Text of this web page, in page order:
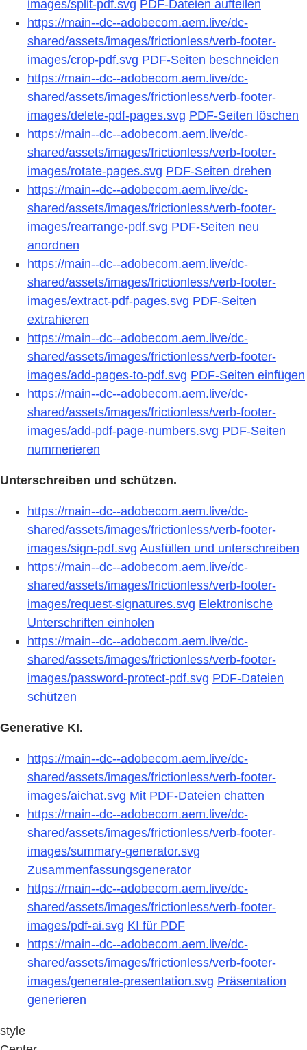
images/split-pdf.svg PDF-Dateien aufteilen
https://main--dc--adobecom.aem.live/dc-
shared/assets/images/frictionless/verb-footer-
images/crop-pdf.svg PDF-Seiten beschneiden
https://main--dc--adobecom.aem.live/dc-
shared/assets/images/frictionless/verb-footer-
images/delete-pdf-pages.svg PDF-Seiten löschen
https://main--dc--adobecom.aem.live/dc-
shared/assets/images/frictionless/verb-footer-
images/rotate-pages.svg PDF-Seiten drehen
https://main--dc--adobecom.aem.live/dc-
shared/assets/images/frictionless/verb-footer-
images/rearrange-pdf.svg PDF-Seiten neu
anordnen
https://main--dc--adobecom.aem.live/dc-
shared/assets/images/frictionless/verb-footer-
images/extract-pdf-pages.svg PDF-Seiten
extrahieren
https://main--dc--adobecom.aem.live/dc-
shared/assets/images/frictionless/verb-footer-
images/add-pages-to-pdf.svg PDF-Seiten einfügen
https://main--dc--adobecom.aem.live/dc-
shared/assets/images/frictionless/verb-footer-
images/add-pdf-page-numbers.svg PDF-Seiten
nummerieren
Unterschreiben und schützen.
https://main--dc--adobecom.aem.live/dc-
shared/assets/images/frictionless/verb-footer-
images/sign-pdf.svg Ausfüllen und unterschreiben
https://main--dc--adobecom.aem.live/dc-
shared/assets/images/frictionless/verb-footer-
images/request-signatures.svg Elektronische
Unterschriften einholen
https://main--dc--adobecom.aem.live/dc-
shared/assets/images/frictionless/verb-footer-
images/password-protect-pdf.svg PDF-Dateien
schützen
Generative KI.
https://main--dc--adobecom.aem.live/dc-
shared/assets/images/frictionless/verb-footer-
images/aichat.svg Mit PDF-Dateien chatten
https://main--dc--adobecom.aem.live/dc-
shared/assets/images/frictionless/verb-footer-
images/summary-generator.svg
Zusammenfassungsgenerator
https://main--dc--adobecom.aem.live/dc-
shared/assets/images/frictionless/verb-footer-
images/pdf-ai.svg KI für PDF
https://main--dc--adobecom.aem.live/dc-
shared/assets/images/frictionless/verb-footer-
images/generate-presentation.svg Präsentation
generieren
style